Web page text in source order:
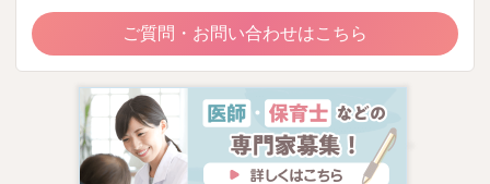
ご質問・お問い合わせはこちら